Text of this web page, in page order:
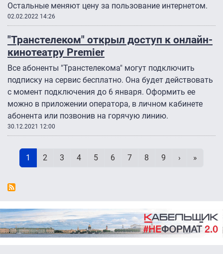
Остальные меняют цену за пользование интернетом.
02.02.2022 14:26
"Транстелеком" открыл доступ к онлайн-
кинотеатру Premier
Все абоненты "Транстелекома" могут подключить
подписку на сервис бесплатно. Она будет действовать
с момент подключения до 6 января. Оформить ее
можно в приложении оператора, в личном кабинете
абонента или позвонив на горячую линию.
30.12.2021 12:00
Текущая страница
1 Page
2 Page
3 Page
4 Page
5 Page
6 Page
7 Page
8 Page
9 Следующая
› »